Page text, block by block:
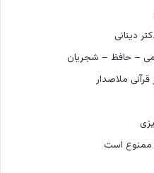
دینانی
– حافظ – شجریان
ملاصدار
ممنوع است